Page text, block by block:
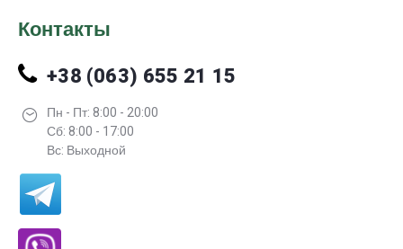
Контакты
+38 (063) 655 21 15
Пн - Пт: 8:00 - 20:00
Сб: 8:00 - 17:00
Вс: Выходной